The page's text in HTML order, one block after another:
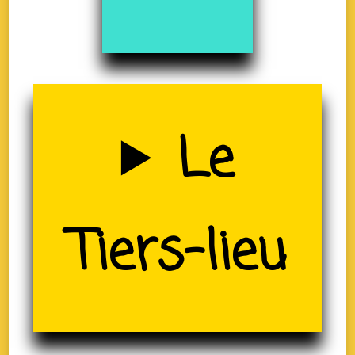
Uzerche
(19)
Le
Tiers-lieu